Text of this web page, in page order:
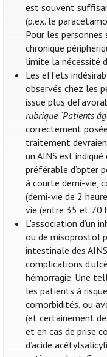
est souvent
(p.ex. le
Pour les
chronique
limite la nécessité
Les effets
observés chez les
issue plus
rubrique “Patients
correctement
traitement
un AINS est
préférable d’opter
à courte demi-vie,
(demi-vie de 2
vie (entre 35 et 70
L'association d’un
ou de misoprostol
intestinale des
complications
hémorragie. Une
les patients à
comorbidités, ou
(et certainement
et en cas de prise
d’acide